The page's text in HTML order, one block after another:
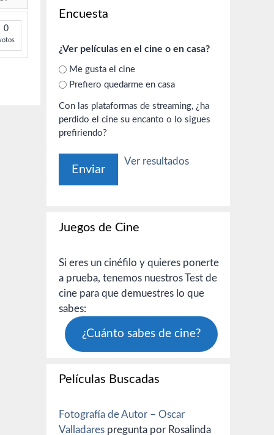
0
Encuesta
¿Ver películas en el cine o en casa?
Me gusta el cine
Prefiero quedarme en casa
Con las plataformas de streaming, ¿ha
perdido el cine su encanto o lo sigues
prefiriendo?
Ver resultados
Juegos de Cine
Si eres un cinéfilo y quieres ponerte
a prueba, tenemos nuestros Test de
cine para que demuestres lo que
sabes:
¿Cuánto sabes de cine?
Películas Buscadas
Fotografía de Autor – Oscar
Valladares pregunta por Rosalinda